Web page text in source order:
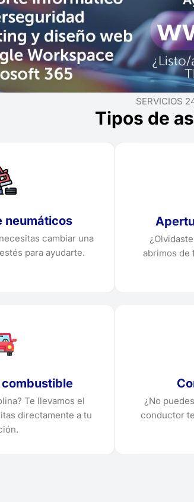
SERVICIOS
Tipos de
neumáticos
cambiar una
para ayudarte.
abrimos de
Te llevamos el
directamente a tu
¿No
conductor